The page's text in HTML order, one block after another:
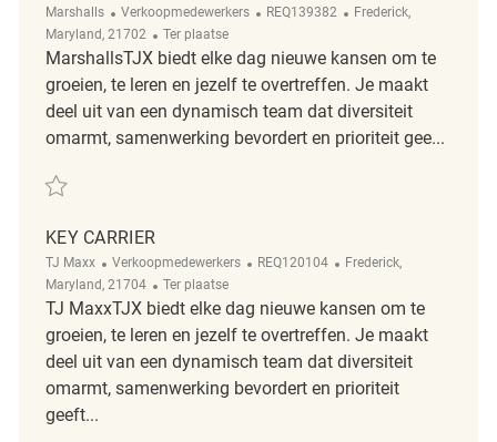
Marshalls Categorie
Verkoopmedewerkers ReqId
REQ139382 Plaats
Frederick,
Maryland, 21702
Afgelegen
Ter plaatse
MarshallsTJX biedt elke dag nieuwe kansen om te
groeien, te leren en jezelf te overtreffen. Je maakt
deel uit van een dynamisch team dat diversiteit
omarmt, samenwerking bevordert en prioriteit gee...
Redden Key Carrier REQ139382
KEY CARRIER
TJ Maxx Categorie
Verkoopmedewerkers ReqId
REQ120104 Plaats
Frederick,
Maryland, 21704
Afgelegen
Ter plaatse
TJ MaxxTJX biedt elke dag nieuwe kansen om te
groeien, te leren en jezelf te overtreffen. Je maakt
deel uit van een dynamisch team dat diversiteit
omarmt, samenwerking bevordert en prioriteit
geeft...